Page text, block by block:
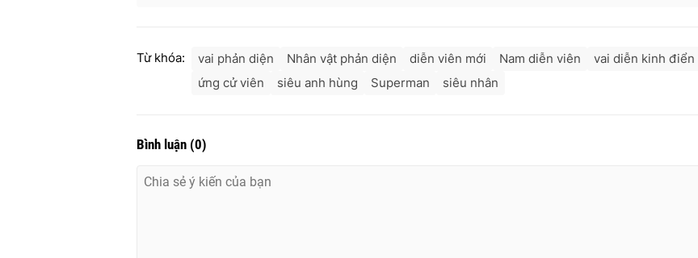
Từ khóa: vai phản diện Nhân vật phản diện diễn viên mới Nam diễn viên
vai diễn kinh điển
ứng cử viên
siêu anh hùng Superman siêu nhân
Bình luận (0)